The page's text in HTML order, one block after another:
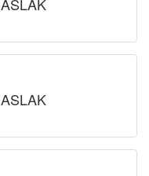
ASLAK